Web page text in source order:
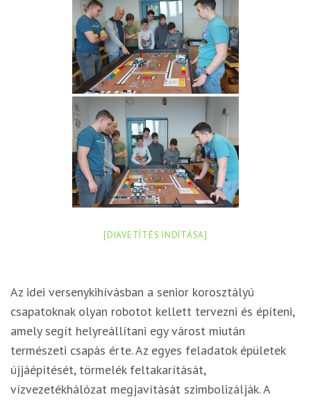
[DIAVETÍTÉS INDÍTÁSA]
Az idei versenykihívásban a senior korosztályú
csapatoknak olyan robotot kellett tervezni és építeni,
amely segít helyreállítani egy várost miután
természeti csapás érte. Az egyes feladatok épületek
újjáépítését, törmelék feltakarítását,
vízvezetékhálózat megjavítását szimbolizálják. A